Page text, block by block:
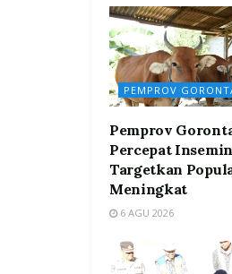
PEMPROV
Pemprov
Percepat
Targetkan
Meningkat
6 AGU 2026